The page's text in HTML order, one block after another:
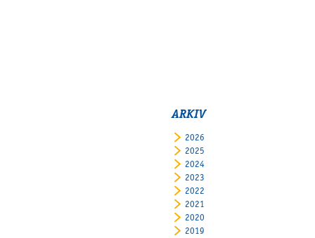
ARKIV
2026
2025
2024
2023
2022
2021
2020
2019